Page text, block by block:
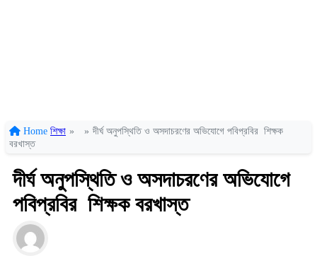
Home শিক্ষা » » দীর্ঘ অনুপস্থিতি ও অসদাচরণের অভিযোগে পবিপ্রবির শিক্ষক
বরখাস্ত
দীর্ঘ অনুপস্থিতি ও অসদাচরণের অভিযোগে
পবিপ্রবির শিক্ষক বরখাস্ত